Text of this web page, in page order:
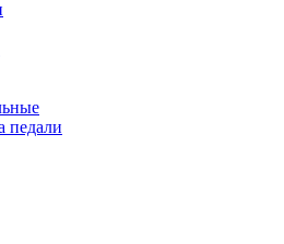
педали